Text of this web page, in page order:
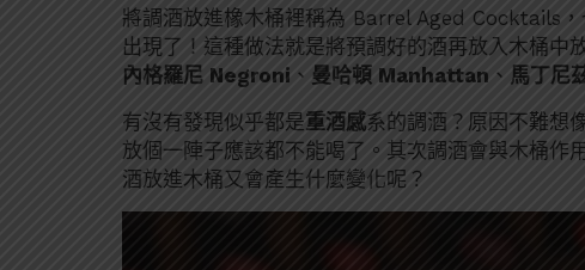
將調酒放進橡木桶裡稱為 Barrel Aged Cocktails
出現了！這種做法就是將預調好的酒再放入木桶中
內格羅尼 Negroni 、 曼哈頓 Manhattan 、 馬丁尼
有沒有發現似乎都是重酒感系的調酒？原因不難想
放個一陣子應該都不能喝了。其次調酒會與木桶作
酒放進木桶又會產生什麼變化呢？